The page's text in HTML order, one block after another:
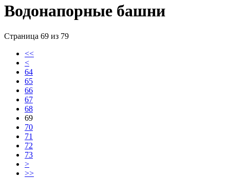
Водонапорные башни
Страница 69 из 79
<<
<
64
65
66
67
68
69
70
71
72
73
>
>>